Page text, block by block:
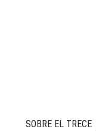
SOBRE EL TRECE